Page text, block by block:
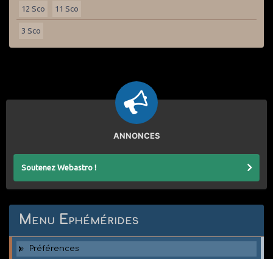
12 Sco 11 Sco
3 Sco
ANNONCES
Soutenez Webastro !
Menu Ephémérides
Préférences